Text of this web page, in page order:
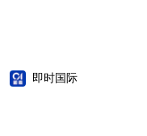
即时国际